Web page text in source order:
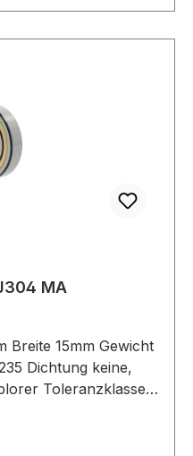
SKF Vierpunktlager QJ304 MA
Breite 15mm Gewicht
Dichtung keine,
Toleranzklasse